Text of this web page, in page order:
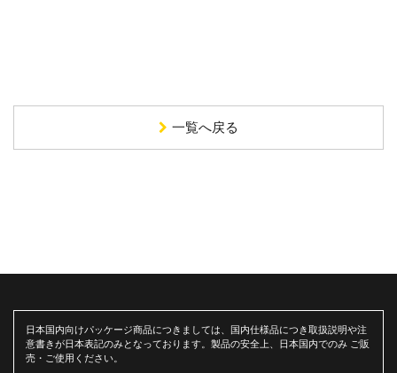
一覧へ戻る
日本国内向けパッケージ商品につきましては、国内仕様品につき取扱説明や注
意書きが日本表記のみとなっております。製品の安全上、日本国内でのみ ご販
売・ご使用ください。